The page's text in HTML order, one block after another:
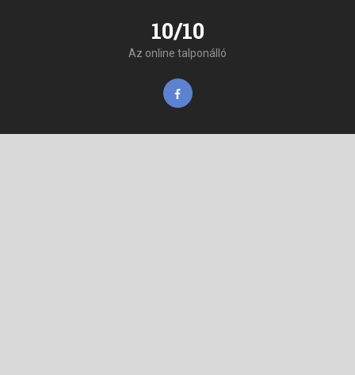
10/10
Az online talponálló